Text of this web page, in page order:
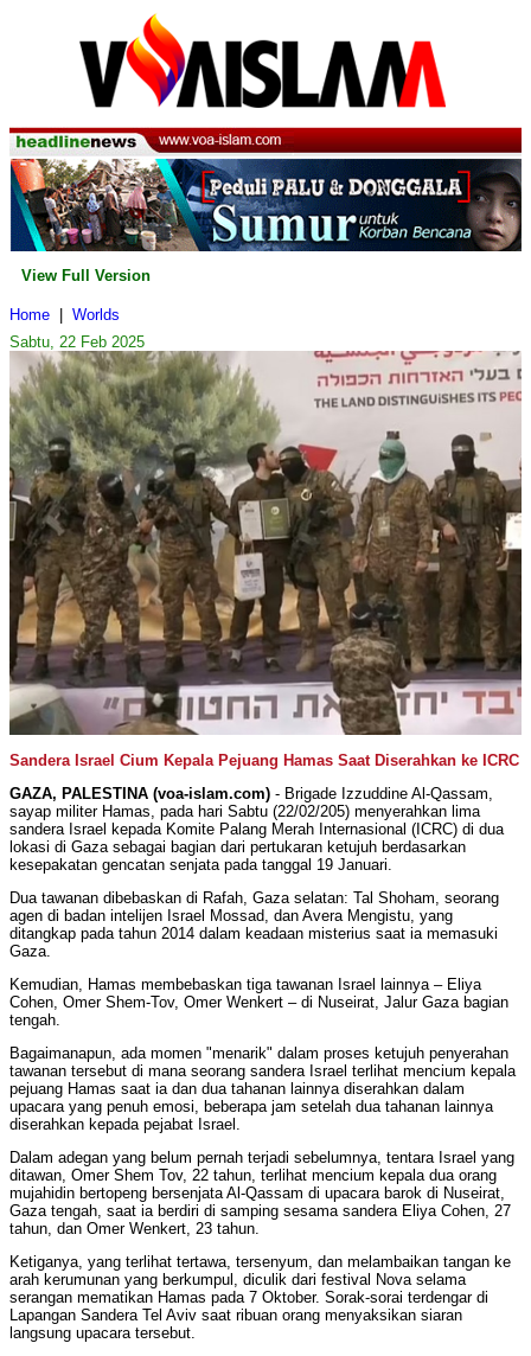
View Full Version
Home
Worlds
Sabtu, 22 Feb 2025
Sandera Israel Cium Kepala Pejuang Hamas Saat Diserahkan ke ICRC
GAZA, PALESTINA (voa-islam.com) - Brigade Izzuddine Al-Qassam,
sayap militer Hamas, pada hari Sabtu (22/02/205) menyerahkan lima
sandera Israel kepada Komite Palang Merah Internasional (ICRC) di dua
lokasi di Gaza sebagai bagian dari pertukaran ketujuh berdasarkan
kesepakatan gencatan senjata pada tanggal 19 Januari.
Dua tawanan dibebaskan di Rafah, Gaza selatan: Tal Shoham, seorang
agen di badan intelijen Israel Mossad, dan Avera Mengistu, yang
ditangkap pada tahun 2014 dalam keadaan misterius saat ia memasuki
Gaza.
Kemudian, Hamas membebaskan tiga tawanan Israel lainnya – Eliya
Cohen, Omer Shem-Tov, Omer Wenkert – di Nuseirat, Jalur Gaza bagian
tengah.
Bagaimanapun, ada momen "menarik" dalam proses ketujuh penyerahan
tawanan tersebut di mana seorang sandera Israel terlihat mencium kepala
pejuang Hamas saat ia dan dua tahanan lainnya diserahkan dalam
upacara yang penuh emosi, beberapa jam setelah dua tahanan lainnya
diserahkan kepada pejabat Israel.
Dalam adegan yang belum pernah terjadi sebelumnya, tentara Israel yang
ditawan, Omer Shem Tov, 22 tahun, terlihat mencium kepala dua orang
mujahidin bertopeng bersenjata Al-Qassam di upacara barok di Nuseirat,
Gaza tengah, saat ia berdiri di samping sesama sandera Eliya Cohen, 27
tahun, dan Omer Wenkert, 23 tahun.
Ketiganya, yang terlihat tertawa, tersenyum, dan melambaikan tangan ke
arah kerumunan yang berkumpul, diculik dari festival Nova selama
serangan mematikan Hamas pada 7 Oktober. Sorak-sorai terdengar di
Lapangan Sandera Tel Aviv saat ribuan orang menyaksikan siaran
langsung upacara tersebut.